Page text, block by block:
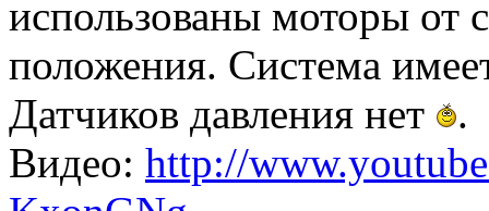
использованы моторы от
положения. Система
Датчиков давления нет
.
Видео: http://